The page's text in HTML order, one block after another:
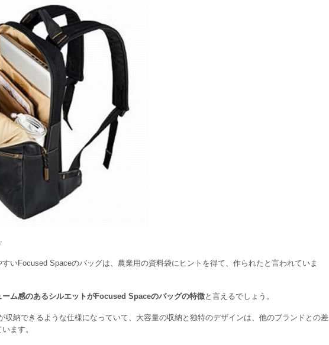
いFocused Spaceのバッグは、農業用の資料袋にヒントを得て、作られたと言われていま
ム感のあるシルエットがFocused Spaceのバッグの特徴と言えるでしょう。
収納できるような仕様になっていて、大容量の収納と独特のデザインは、他のブランドとの差
ます。